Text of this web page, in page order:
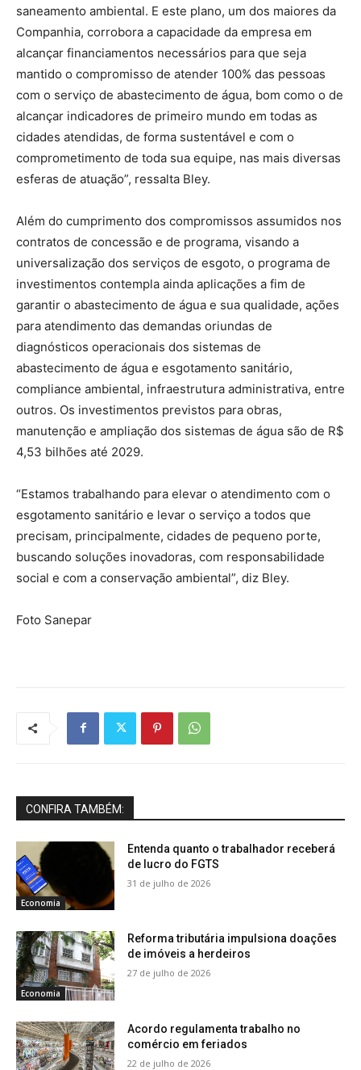
saneamento ambiental. E este plano, um dos maiores da
Companhia, corrobora a capacidade da empresa em
alcançar financiamentos necessários para que seja
mantido o compromisso de atender 100% das pessoas
com o serviço de abastecimento de água, bom como o de
alcançar indicadores de primeiro mundo em todas as
cidades atendidas, de forma sustentável e com o
comprometimento de toda sua equipe, nas mais diversas
esferas de atuação”, ressalta Bley.
Além do cumprimento dos compromissos assumidos nos
contratos de concessão e de programa, visando a
universalização dos serviços de esgoto, o programa de
investimentos contempla ainda aplicações a fim de
garantir o abastecimento de água e sua qualidade, ações
para atendimento das demandas oriundas de
diagnósticos operacionais dos sistemas de
abastecimento de água e esgotamento sanitário,
compliance ambiental, infraestrutura administrativa, entre
outros. Os investimentos previstos para obras,
manutenção e ampliação dos sistemas de água são de R$
4,53 bilhões até 2029.
“Estamos trabalhando para elevar o atendimento com o
esgotamento sanitário e levar o serviço a todos que
precisam, principalmente, cidades de pequeno porte,
buscando soluções inovadoras, com responsabilidade
social e com a conservação ambiental”, diz Bley.
Foto Sanepar
CONFIRA TAMBÉM:
Economia
Entenda quanto o trabalhador receberá
de lucro do FGTS
31 de julho de 2026
Economia
Reforma tributária impulsiona doações
de imóveis a herdeiros
27 de julho de 2026
Acordo regulamenta trabalho no
comércio em feriados
22 de julho de 2026